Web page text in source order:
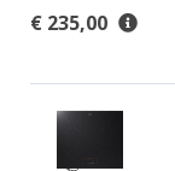
€ 235,00